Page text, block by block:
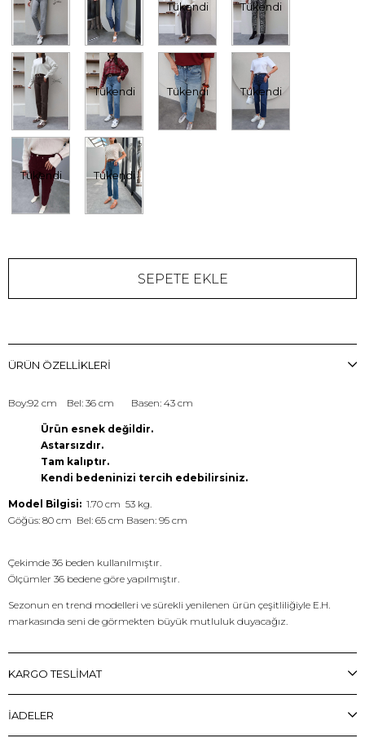
Tükendi Tükendi
Tükendi Tükendi Tükendi
Tükendi Tükendi
ÜRÜN ÖZELLIKLERI
Boy:92 cm Bel: 36 cm Basen: 43 cm
Ürün esnek değildir.
Astarsızdır.
Tam kalıptır.
Kendi bedeninizi tercih edebilirsiniz.
Model Bilgisi: 1.70 cm 53 kg.
Göğüs: 80 cm Bel: 65 cm Basen: 95 cm
Çekimde 36 beden kullanılmıştır.
Ölçümler 36 bedene göre yapılmıştır.
Sezonun en trend modelleri ve sürekli yenilenen ürün çeşitliliğiyle E.H.
markasında seni de görmekten büyük mutluluk duyacağız.
KARGO TESLİMAT
İADELER